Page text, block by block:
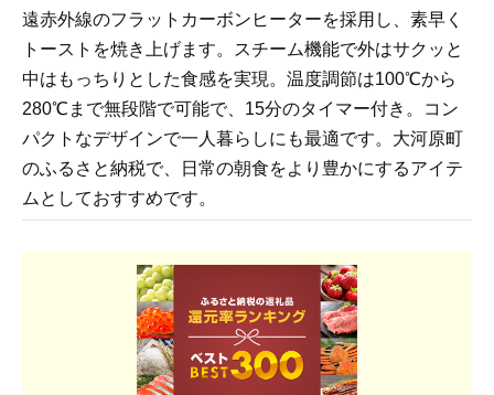
遠赤外線のフラットカーボンヒーターを採用し、素早く
トーストを焼き上げます。スチーム機能で外はサクッと
中はもっちりとした食感を実現。温度調節は100℃から
280℃まで無段階で可能で、15分のタイマー付き。コン
パクトなデザインで一人暮らしにも最適です。大河原町
のふるさと納税で、日常の朝食をより豊かにするアイテ
ムとしておすすめです。